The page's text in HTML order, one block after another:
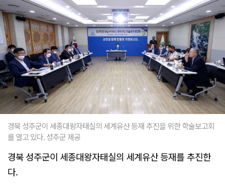
경북 성주군이 세종대왕자태실의 세계유산 등재 추진을 위한 학술보고회
를 열고 있다. 성주군 제공
경북 성주군이 세종대왕자태실의 세계유산 등재를 추진한
다.